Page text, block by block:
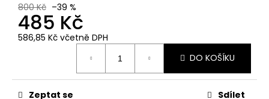
800 Kč –39 %
485 Kč
586,85 Kč včetně DPH
DO KOŠÍKU
Zeptat se Sdílet